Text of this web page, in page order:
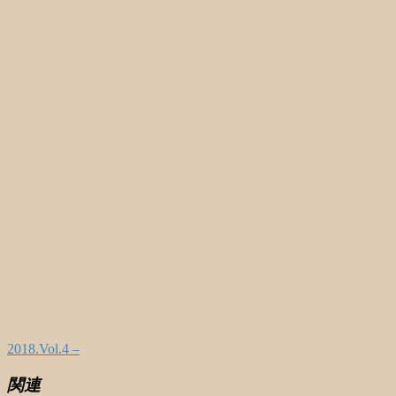
2018.Vol.4 –
関連